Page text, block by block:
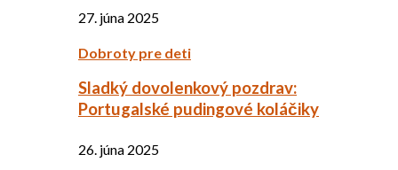
27. júna 2025
Dobroty pre deti
Sladký dovolenkový pozdrav:
Portugalské pudingové koláčiky
26. júna 2025